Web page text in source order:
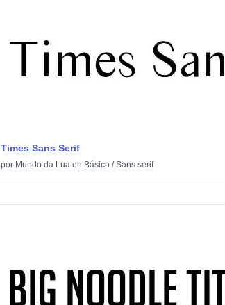
Times Sans Serif
por Mundo da Luaen Básico/Sans serif